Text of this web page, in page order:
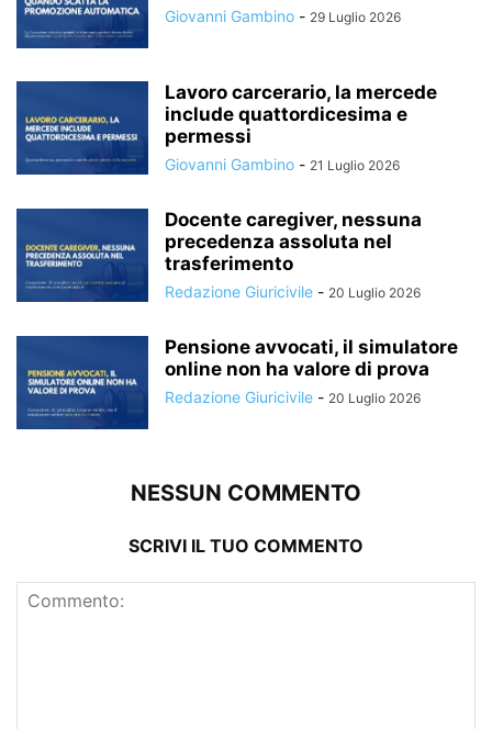
Giovanni Gambino - 29 Luglio 2026
Lavoro carcerario, la mercede
include quattordicesima e
permessi
Giovanni Gambino - 21 Luglio 2026
Docente caregiver, nessuna
precedenza assoluta nel
trasferimento
Redazione Giuricivile - 20 Luglio 2026
Pensione avvocati, il simulatore
online non ha valore di prova
Redazione Giuricivile - 20 Luglio 2026
NESSUN COMMENTO
SCRIVI IL TUO COMMENTO